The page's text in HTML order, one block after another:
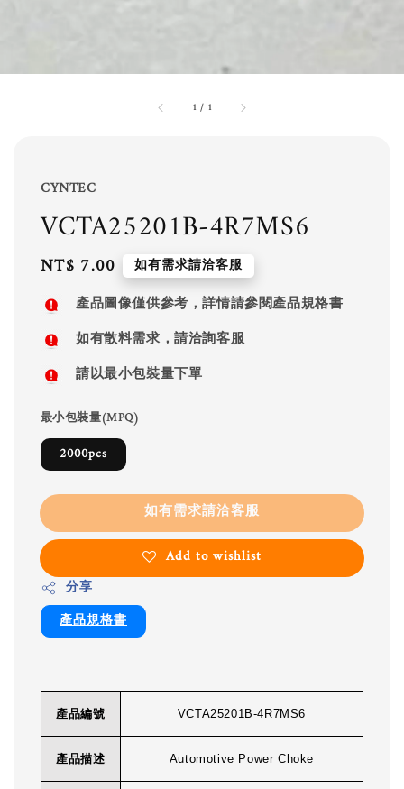
1 / 1
CYNTEC
VCTA25201B-4R7MS6
Regular
price
NT$ 7.00 如有需求請洽客服
產品圖像僅供參考，詳情請參閱產品規格書
如有散料需求，請洽詢客服
請以最小包裝量下單
最小包裝量(MPQ)
2000pcs
如有需求請洽客服
Add to wishlist
分享
產品規格書
產品編號 VCTA25201B-4R7MS6
產品描述 Automotive Power Choke